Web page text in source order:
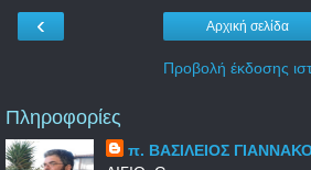
‹ Αρχική σελίδα
Προβολή έκδοσης
Πληροφορίες
π. ΒΑΣΙΛΕΙΟΣ